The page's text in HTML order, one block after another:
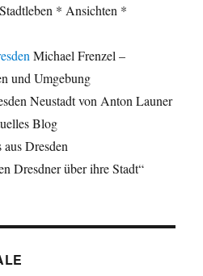
Stadtleben * Ansichten *
Michael Frenzel –
und Umgebung
Neustadt von Anton Launer
Blog
Dresden
Dresdner über ihre Stadt“